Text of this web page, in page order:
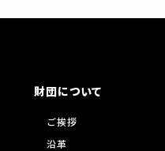
財団について
ご挨拶
沿革